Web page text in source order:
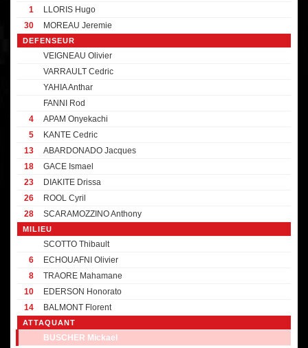
1
LLORIS Hugo
30
MOREAU Jeremie
DEFENSEUR
VEIGNEAU Olivier
VARRAULT Cedric
YAHIA Anthar
FANNI Rod
4
APAM Onyekachi
5
KANTE Cedric
13
ABARDONADO Jacques
18
GACE Ismael
23
DIAKITE Drissa
26
ROOL Cyril
28
SCARAMOZZINO Anthony
MILIEU
SCOTTO Thibault
6
ECHOUAFNI Olivier
8
TRAORE Mahamane
10
EDERSON Honorato
14
BALMONT Florent
ATTAQUANT
BUSCHER Mickael